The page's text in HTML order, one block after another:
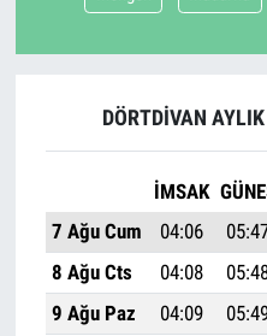
DÖRTDIVAN
İMSAK
7 Ağu Cum
04:06
8 Ağu Cts
04:08
9 Ağu Paz
04:09